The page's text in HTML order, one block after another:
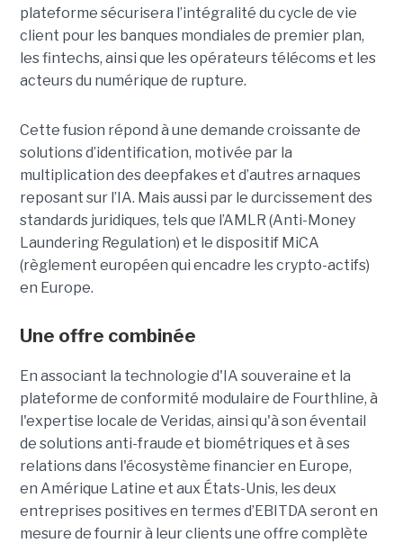
plateforme sécurisera l’intégralité du cycle de vie
client pour les banques mondiales de premier plan,
les fintechs, ainsi que les opérateurs télécoms et les
acteurs du numérique de rupture.
Cette fusion répond à une demande croissante de
solutions d’identification, motivée par la
multiplication des deepfakes et d’autres arnaques
reposant sur l’IA. Mais aussi par le durcissement des
standards juridiques, tels que l’AMLR (Anti-Money
Laundering Regulation) et le dispositif MiCA
(règlement européen qui encadre les crypto-actifs)
en Europe.
Une offre combinée
En associant la technologie d'IA souveraine et la
plateforme de conformité modulaire de Fourthline, à
l'expertise locale de Veridas, ainsi qu'à son éventail
de solutions anti-fraude et biométriques et à ses
relations dans l'écosystème financier en Europe,
en Amérique Latine et aux États-Unis, les deux
entreprises positives en termes d’EBITDA seront en
mesure de fournir à leur clients une offre complète